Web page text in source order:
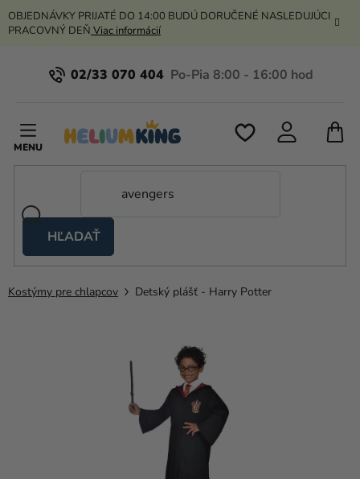
Prejsť
na
OBJEDNÁVKY PRIJATÉ DO 14:00 BUDÚ DORUČENÉ NASLEDUJÚCI
PRACOVNÝ DEŇ Viac informácií
02/33 070 404
HĽADAŤ
stany
Kanekalon
Kostýmy pre chlapcov Detský plášť - Harry Potter